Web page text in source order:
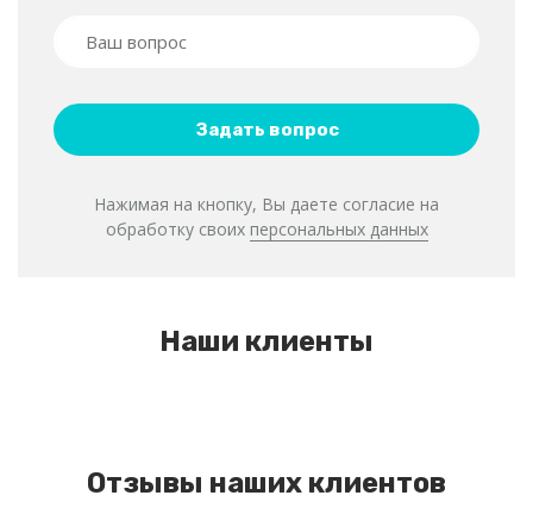
Нажимая на кнопку, Вы даете согласие на
обработку своих персональных данных
Наши клиенты
Отзывы наших клиентов